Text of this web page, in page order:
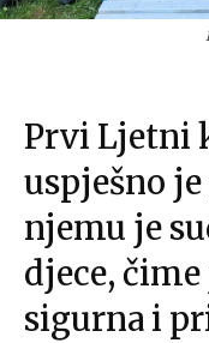
Prvi Ljetni
uspješno
njemu je
djece,
sigurna i